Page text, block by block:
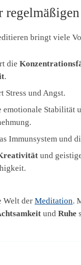
bringt viele
die
.
Stress und Angst.
emotionale Stabilität
Immunsystem und
und
Welt der Meditation.
und Ruhe